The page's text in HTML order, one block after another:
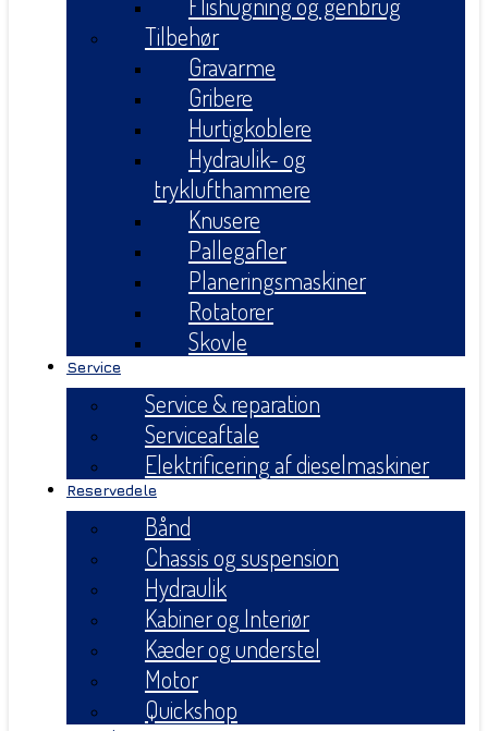
Tilbehør
Gravarme
Gribere
Hurtigkoblere
Hydraulik- og
tryklufthammere
Knusere
Pallegafler
Planeringsmaskiner
Rotatorer
Skovle
Service
Service & reparation
Serviceaftale
Elektrificering af dieselmaskiner
Reservedele
Bånd
Chassis og suspension
Hydraulik
Kabiner og Interiør
Kæder og understel
Motor
Quickshop